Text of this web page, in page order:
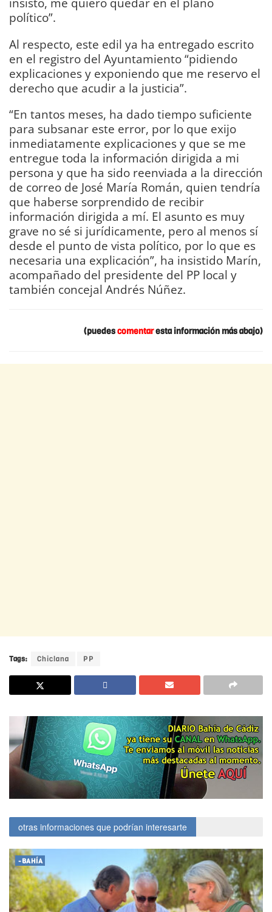
político”.
Al respecto, este edil ya ha entregado escrito
en el registro del Ayuntamiento “pidiendo
explicaciones y exponiendo que me reservo el
derecho que acudir a la justicia”.
“En tantos meses, ha dado tiempo suficiente
para subsanar este error, por lo que exijo
inmediatamente explicaciones y que se me
entregue toda la información dirigida a mi
persona y que ha sido reenviada a la dirección
de correo de José María Román, quien tendría
que haberse sorprendido de recibir
información dirigida a mí. El asunto es muy
grave no sé si jurídicamente, pero al menos sí
desde el punto de vista político, por lo que es
necesaria una explicación”, ha insistido Marín,
acompañado del presidente del PP local y
también concejal Andrés Núñez.
(puedescomentaresta información más abajo)
Tags: Chiclana PP
otras informaciones que podrían interesarte
-BAHÍA